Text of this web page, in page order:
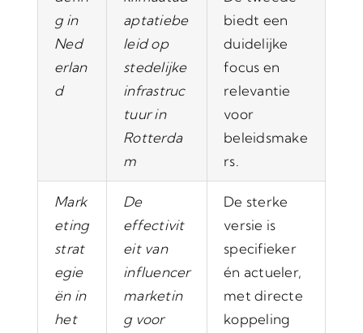
g in
Ned
erlan
d
aptatiebe
leid op
stedelijke
infrastruc
tuur in
Rotterda
m
biedt een
duidelijke
focus en
relevantie
voor
beleidsmake
rs.
Mark
eting
strat
egie
ën in
het
De
effectivit
eit van
influencer
marketin
g voor
De sterke
versie is
specifieker
én actueler,
met directe
koppeling